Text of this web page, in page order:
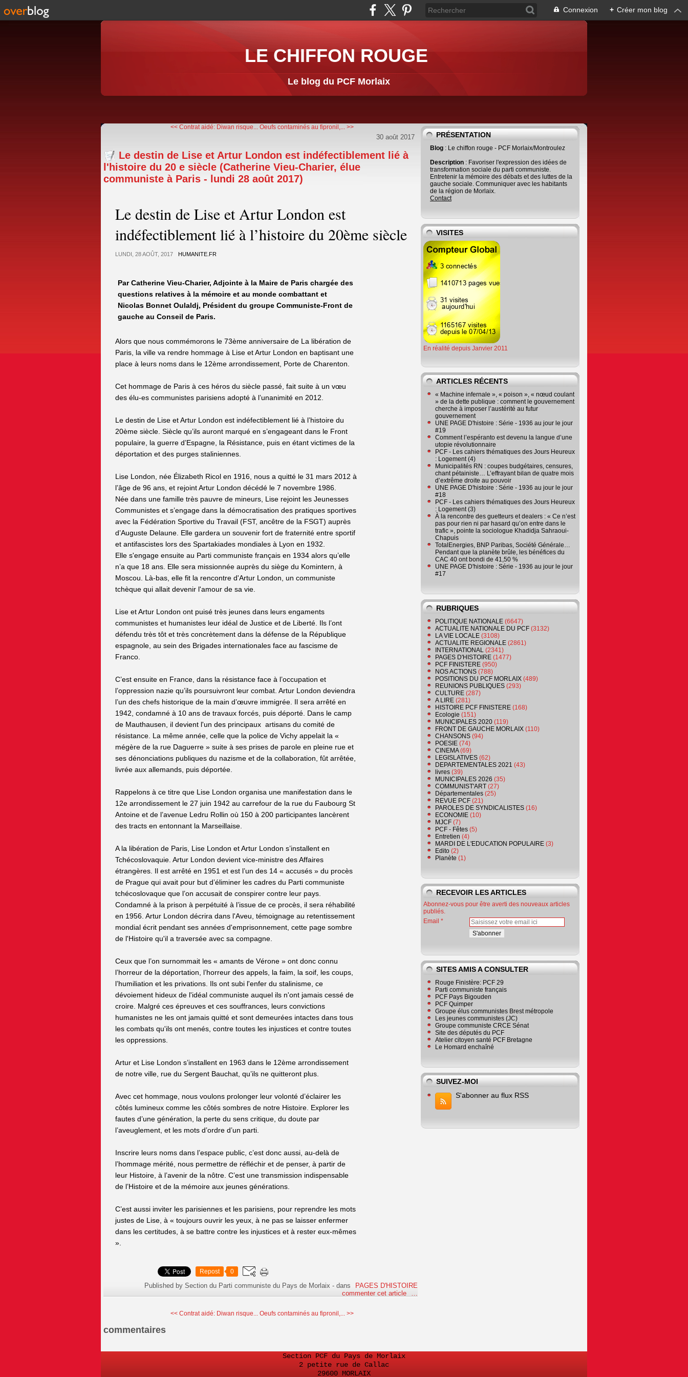
Connexion + Créer mon blog
LE CHIFFON ROUGE
Le blog du PCF Morlaix
<< Contrat aidé: Diwan risque... Oeufs contaminés au fipronil,... >>
30 août 2017
Le destin de Lise et Artur London est indéfectiblement lié à
l'histoire du 20 e siècle (Catherine Vieu-Charier, élue
communiste à Paris - lundi 28 août 2017)
Le destin de Lise et Artur London est
indéfectiblement lié à l’histoire du 20ème siècle
LUNDI, 28 AOÛT, 2017 HUMANITE.FR
Par Catherine Vieu-Charier, Adjointe à la Maire de Paris chargée des
questions relatives à la mémoire et au monde combattant et
Nicolas Bonnet Oulaldj, Président du groupe Communiste-Front de
gauche au Conseil de Paris.
Alors que nous commémorons le 73ème anniversaire de La libération de
Paris, la ville va rendre hommage à Lise et Artur London en baptisant une
place à leurs noms dans le 12ème arrondissement, Porte de Charenton.
Cet hommage de Paris à ces héros du siècle passé, fait suite à un vœu
des élu-es communistes parisiens adopté à l’unanimité en 2012.
Le destin de Lise et Artur London est indéfectiblement lié à l’histoire du
20ème siècle. Siècle qu’ils auront marqué en s’engageant dans le Front
populaire, la guerre d’Espagne, la Résistance, puis en étant victimes de la
déportation et des purges staliniennes.
Lise London, née Élizabeth Ricol en 1916, nous a quitté le 31 mars 2012 à
l’âge de 96 ans, et rejoint Artur London décédé le 7 novembre 1986.
Née dans une famille très pauvre de mineurs, Lise rejoint les Jeunesses
Communistes et s’engage dans la démocratisation des pratiques sportives
avec la Fédération Sportive du Travail (FST, ancêtre de la FSGT) auprès
d’Auguste Delaune. Elle gardera un souvenir fort de fraternité entre sportif
et antifascistes lors des Spartakiades mondiales à Lyon en 1932.
Elle s'engage ensuite au Parti communiste français en 1934 alors qu’elle
n’a que 18 ans. Elle sera missionnée auprès du siège du Komintern, à
Moscou. Là-bas, elle fit la rencontre d'Artur London, un communiste
tchèque qui allait devenir l'amour de sa vie.
Lise et Artur London ont puisé très jeunes dans leurs engaments
communistes et humanistes leur idéal de Justice et de Liberté. Ils l’ont
défendu très tôt et très concrètement dans la défense de la République
espagnole, au sein des Brigades internationales face au fascisme de
Franco.
C’est ensuite en France, dans la résistance face à l’occupation et
l’oppression nazie qu’ils poursuivront leur combat. Artur London deviendra
l’un des chefs historique de la main d’œuvre immigrée. Il sera arrêté en
1942, condamné à 10 ans de travaux forcés, puis déporté. Dans le camp
de Mauthausen, il devient l'un des principaux artisans du comité de
résistance. La même année, celle que la police de Vichy appelait la «
mégère de la rue Daguerre » suite à ses prises de parole en pleine rue et
ses dénonciations publiques du nazisme et de la collaboration, fût arrêtée,
livrée aux allemands, puis déportée.
Rappelons à ce titre que Lise London organisa une manifestation dans le
12e arrondissement le 27 juin 1942 au carrefour de la rue du Faubourg St
Antoine et de l’avenue Ledru Rollin où 150 à 200 participantes lancèrent
des tracts en entonnant la Marseillaise.
A la libération de Paris, Lise London et Artur London s’installent en
Tchécoslovaquie. Artur London devient vice-ministre des Affaires
étrangères. Il est arrêté en 1951 et est l’un des 14 « accusés » du procès
de Prague qui avait pour but d’éliminer les cadres du Parti communiste
tchécoslovaque que l’on accusait de conspirer contre leur pays.
Condamné à la prison à perpétuité à l’issue de ce procès, il sera réhabilité
en 1956. Artur London décrira dans l'Aveu, témoignage au retentissement
mondial écrit pendant ses années d'emprisonnement, cette page sombre
de l'Histoire qu'il a traversée avec sa compagne.
Ceux que l’on surnommait les « amants de Vérone » ont donc connu
l’horreur de la déportation, l’horreur des appels, la faim, la soif, les coups,
l’humiliation et les privations. Ils ont subi l'enfer du stalinisme, ce
dévoiement hideux de l'idéal communiste auquel ils n'ont jamais cessé de
croire. Malgré ces épreuves et ces souffrances, leurs convictions
humanistes ne les ont jamais quitté et sont demeurées intactes dans tous
les combats qu'ils ont menés, contre toutes les injustices et contre toutes
les oppressions.
Artur et Lise London s’installent en 1963 dans le 12ème arrondissement
de notre ville, rue du Sergent Bauchat, qu’ils ne quitteront plus.
Avec cet hommage, nous voulons prolonger leur volonté d’éclairer les
côtés lumineux comme les côtés sombres de notre Histoire. Explorer les
fautes d’une génération, la perte du sens critique, du doute par
l’aveuglement, et les mots d’ordre d’un parti.
Inscrire leurs noms dans l’espace public, c’est donc aussi, au-delà de
l’hommage mérité, nous permettre de réfléchir et de penser, à partir de
leur Histoire, à l’avenir de la nôtre. C’est une transmission indispensable
de l’Histoire et de la mémoire aux jeunes générations.
C’est aussi inviter les parisiennes et les parisiens, pour reprendre les mots
justes de Lise, à « toujours ouvrir les yeux, à ne pas se laisser enfermer
dans les certitudes, à se battre contre les injustices et à rester eux-mêmes
».
Repost 0
Published by Section du Parti communiste du Pays de Morlaix -dans
PAGES D'HISTOIRE
commenter cet article
…
<< Contrat aidé: Diwan risque... Oeufs contaminés au fipronil,... >>
commentaires
PRÉSENTATION
Blog : Le chiffon rouge - PCF Morlaix/Montroulez
Description : Favoriser l'expression des idées de
transformation sociale du parti communiste.
Entretenir la mémoire des débats et des luttes de la
gauche sociale. Communiquer avec les habitants
de la région de Morlaix.
Contact
VISITES
En réalité depuis Janvier 2011
ARTICLES RÉCENTS
« Machine infernale », « poison », « nœud coulant
» de la dette publique : comment le gouvernement
cherche à imposer l’austérité au futur
gouvernement
UNE PAGE D'histoire : Série - 1936 au jour le jour
#19
Comment l’espéranto est devenu la langue d’une
utopie révolutionnaire
PCF - Les cahiers thématiques des Jours Heureux
: Logement (4)
Municipalités RN : coupes budgétaires, censures,
chant pétainiste… L’effrayant bilan de quatre mois
d’extrême droite au pouvoir
UNE PAGE D'histoire : Série - 1936 au jour le jour
#18
PCF - Les cahiers thématiques des Jours Heureux
: Logement (3)
À la rencontre des guetteurs et dealers : « Ce n’est
pas pour rien ni par hasard qu’on entre dans le
trafic », pointe la sociologue Khadidja Sahraoui-
Chapuis
TotalEnergies, BNP Paribas, Société Générale…
Pendant que la planète brûle, les bénéfices du
CAC 40 ont bondi de 41,50 %
UNE PAGE D'histoire : Série - 1936 au jour le jour
#17
RUBRIQUES
POLITIQUE NATIONALE (6647)
ACTUALITE NATIONALE DU PCF (3132)
LA VIE LOCALE (3108)
ACTUALITE REGIONALE (2861)
INTERNATIONAL (2341)
PAGES D'HISTOIRE (1477)
PCF FINISTERE (950)
NOS ACTIONS (788)
POSITIONS DU PCF MORLAIX (489)
REUNIONS PUBLIQUES (293)
CULTURE (287)
A LIRE (281)
HISTOIRE PCF FINISTERE (168)
Ecologie (151)
MUNICIPALES 2020 (119)
FRONT DE GAUCHE MORLAIX (110)
CHANSONS (94)
POESIE (74)
CINEMA(69)
LEGISLATIVES (62)
DEPARTEMENTALES 2021 (43)
livres (39)
MUNICIPALES 2026 (35)
COMMUNIST'ART (27)
Départementales (25)
REVUE PCF (21)
PAROLES DE SYNDICALISTES (16)
ECONOMIE (10)
MJCF (7)
PCF - Fêtes (5)
Entretien (4)
MARDI DE L'EDUCATION POPULAIRE (3)
Edito (2)
Planète (1)
RECEVOIR LES ARTICLES
Abonnez-vous pour être averti des nouveaux articles
publiés.
Email
SITES AMIS A CONSULTER
Rouge Finistère: PCF 29
Parti communiste français
PCF Pays Bigouden
PCF Quimper
Groupe élus communistes Brest métropole
Les jeunes communistes (JC)
Groupe communiste CRCE Sénat
Site des députés du PCF
Atelier citoyen santé PCF Bretagne
Le Homard enchaîné
SUIVEZ-MOI
S'abonner au flux RSS
Section PCF du Pays de Morlaix
2 petite rue de Callac
29600 MORLAIX